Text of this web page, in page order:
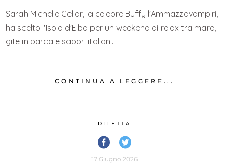
Sarah Michelle Gellar, la celebre Buffy l'Ammazzavampiri,
ha scelto l'Isola d'Elba per un weekend di relax tra mare,
gite in barca e sapori italiani.
CONTINUA A LEGGERE...
DILETTA
17 Giugno 2026